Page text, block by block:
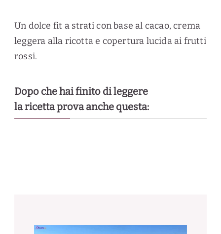
Un dolce fit a strati con base al cacao, crema
leggera alla ricotta e copertura lucida ai frutti
rossi.
Dopo che hai finito di leggere
la ricetta prova anche questa: